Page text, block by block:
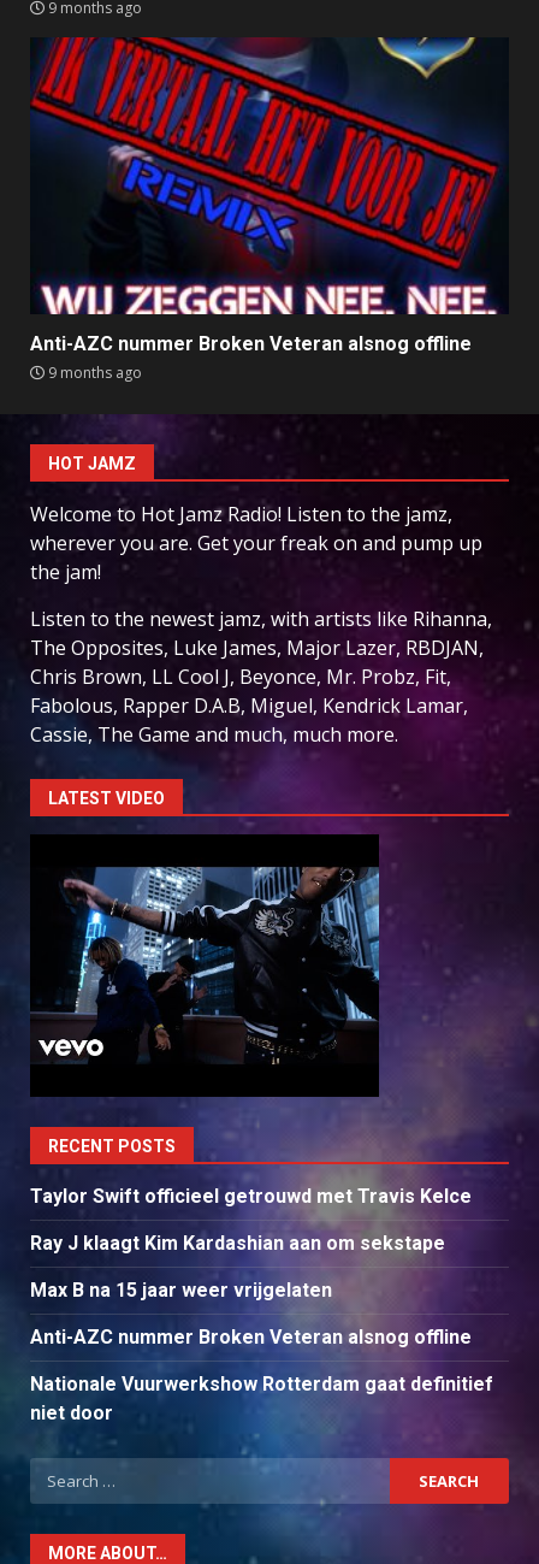
9 months ago
Anti-AZC nummer Broken Veteran alsnog offline
9 months ago
HOT JAMZ
Welcome to Hot Jamz Radio! Listen to the jamz,
wherever you are. Get your freak on and pump up
the jam!
Listen to the newest jamz, with artists like Rihanna,
The Opposites, Luke James, Major Lazer, RBDJAN,
Chris Brown, LL Cool J, Beyonce, Mr. Probz, Fit,
Fabolous, Rapper D.A.B, Miguel, Kendrick Lamar,
Cassie, The Game and much, much more.
LATEST VIDEO
RECENT POSTS
Taylor Swift officieel getrouwd met Travis Kelce
Ray J klaagt Kim Kardashian aan om sekstape
Max B na 15 jaar weer vrijgelaten
Anti-AZC nummer Broken Veteran alsnog offline
Nationale Vuurwerkshow Rotterdam gaat definitief
niet door
Search
for:
MORE ABOUT…